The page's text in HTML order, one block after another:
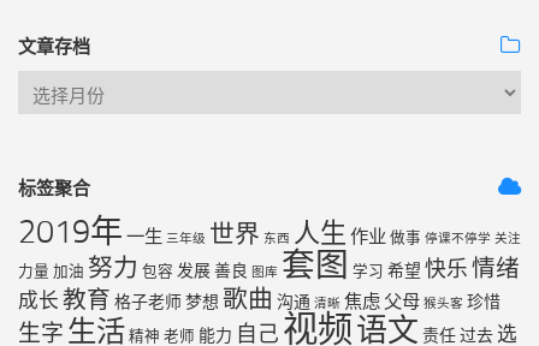
文章存档
标签聚合
2019年 一生 三年级 世界 东西 人生 作业 做事 停课不停学 关注
力量 加油 努力 包容 发展善良 图库 套图 学习 希望 快乐情绪
成长 教育 格子老师梦想 歌曲 沟通 清晰 焦虑 父母 猴头客 珍惜
生字 生活 精神 老师 能力 自己 视频语文 责任过去 选